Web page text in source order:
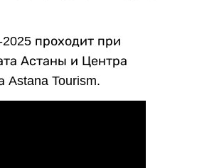
2025 проходит при
Астаны и Центра
Astana Tourism.